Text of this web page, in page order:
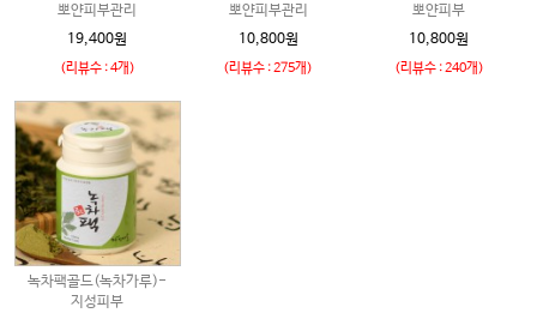
뽀얀피부관리
19,400원
(리뷰수 : 4개)
뽀얀피부관리
10,800원
(리뷰수 : 275개)
뽀얀피부
10,800원
(리뷰수 : 240개)
녹차팩골드(녹차가루)-
지성피부